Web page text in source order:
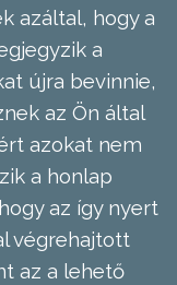
azáltal, hogy a
a
újra bevinnie,
az Ön által
azokat nem
a honlap
az így nyert
végrehajtott
az a lehető